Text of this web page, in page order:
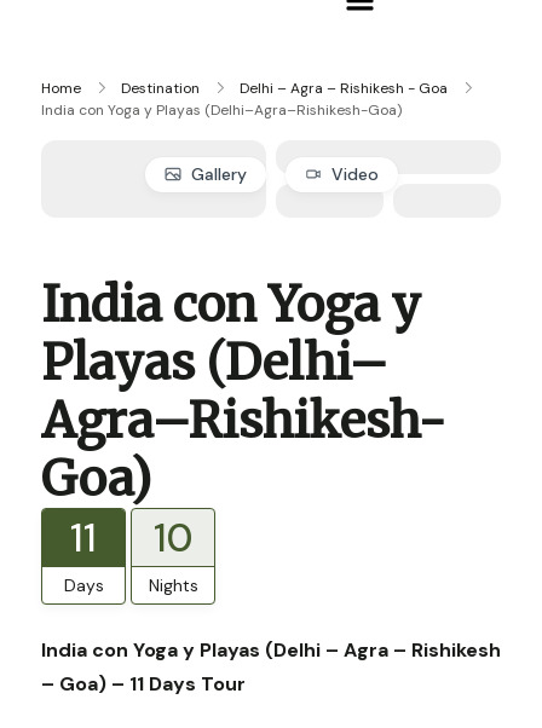
Home Destination
Delhi – Agra – Rishikesh - Goa
India con Yoga y Playas (Delhi–Agra–Rishikesh-Goa)
Gallery Video
India con Yoga y
Playas (Delhi–
Agra–Rishikesh-
Goa)
11
Days
10
Nights
India con Yoga y Playas (Delhi – Agra – Rishikesh
– Goa) – 11 Days Tour